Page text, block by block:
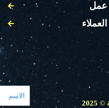
©
2025